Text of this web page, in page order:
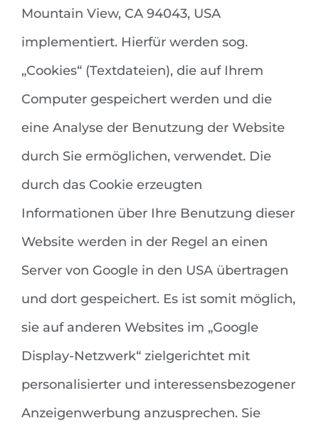
Mountain View, CA 94043, USA
implementiert. Hierfür werden sog.
„Cookies“ (Textdateien), die auf Ihrem
Computer gespeichert werden und die
eine Analyse der Benutzung der Website
durch Sie ermöglichen, verwendet. Die
durch das Cookie erzeugten
Informationen über Ihre Benutzung dieser
Website werden in der Regel an einen
Server von Google in den USA übertragen
und dort gespeichert. Es ist somit möglich,
sie auf anderen Websites im „Google
Display-Netzwerk“ zielgerichtet mit
personalisierter und interessensbezogener
Anzeigenwerbung anzusprechen. Sie